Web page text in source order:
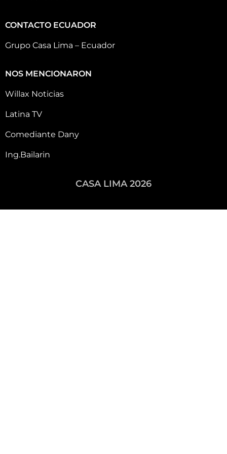
CONTACTO ECUADOR
Grupo Casa Lima – Ecuador
NOS MENCIONARON
Willax Noticias
Latina TV
Comediante Dany
Ing.Bailarin
CASA LIMA 2026